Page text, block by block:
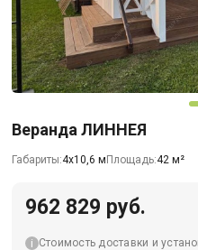
Веранда ЛИННЕЯ
Габариты:4х10,6 м Площадь:42 м²
962 829 руб.
Стоимость доставки и